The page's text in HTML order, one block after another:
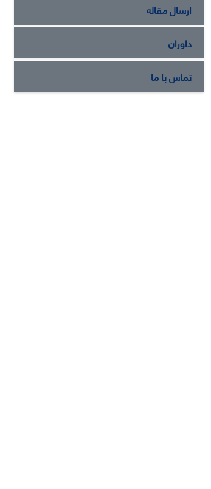
ارسال مقاله
داوران
تماس با ما